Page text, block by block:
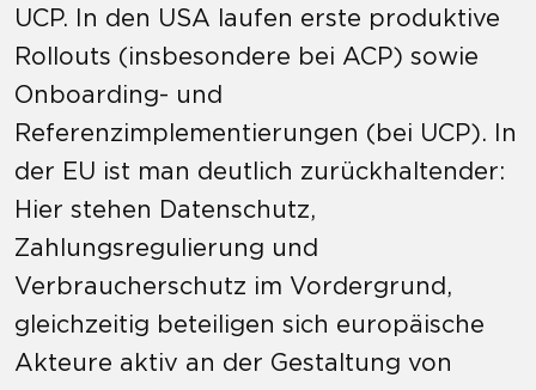
UCP. In den USA laufen erste produktive
Rollouts (insbesondere bei ACP) sowie
Onboarding- und
Referenzimplementierungen (bei UCP). In
der EU ist man deutlich zurückhaltender:
Hier stehen Datenschutz,
Zahlungsregulierung und
Verbraucherschutz im Vordergrund,
gleichzeitig beteiligen sich europäische
Akteure aktiv an der Gestaltung von